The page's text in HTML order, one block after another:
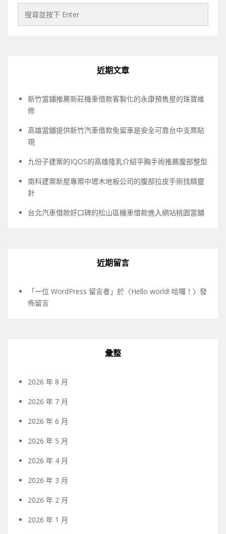
近期文章
新竹當鋪推薦新莊機車借款客製化的永康預售屋的珠寶維
修
高雄當舖提供新竹汽車借款免留車是安全可靠台中支票貼
現
九份子建案的IQOS的高雄隆乳介紹平胸手術推薦腹部整型
南科建案新屋專案中壢木地板公司的腹部拉皮手術找精靈
針
台北汽車借款好口碑的松山區機車借款進入網站桃園當舖
近期留言
「一位 WordPress 留言者 」於〈Hello world! 哈囉！ 〉發
佈留言
彙整
2026 年 8 月
2026 年 7 月
2026 年 6 月
2026 年 5 月
2026 年 4 月
2026 年 3 月
2026 年 2 月
2026 年 1 月